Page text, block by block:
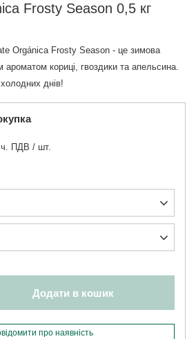
Frosty Season 0,5 кг
Orgánica Frosty Season - це зимова
ароматом кориці, гвоздики та апельсина.
днів!
ПДВ / шт.
Додати в кошик
про наявність